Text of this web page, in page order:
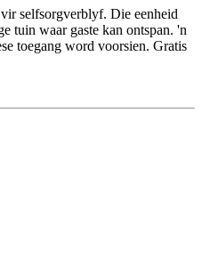
selfsorgverblyf. Die eenheid
tuin waar gaste kan ontspan. 'n
toegang word voorsien. Gratis